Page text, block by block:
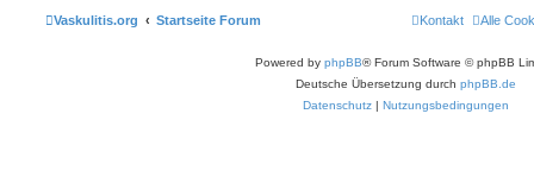
Vaskulitis.org Startseite Forum Alle
Kontakt
Powered by phpBB® Forum Software © phpBB
Deutsche Übersetzung durch phpBB.de
Datenschutz
Nutzungsbedingungen